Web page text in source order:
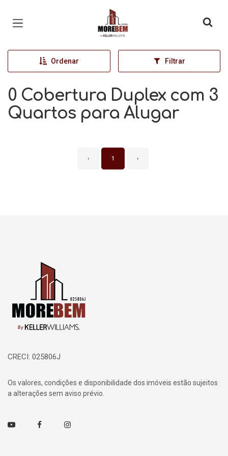
Página inicial
Ordenar Filtrar
0 Cobertura Duplex com 3
Quartos para Alugar
‹ 1 ›
Página inicial
CRECI: 025806J
Os valores, condições e disponibilidade dos imóveis estão sujeitos
a alterações sem aviso prévio.
Youtube FacebookInstagram